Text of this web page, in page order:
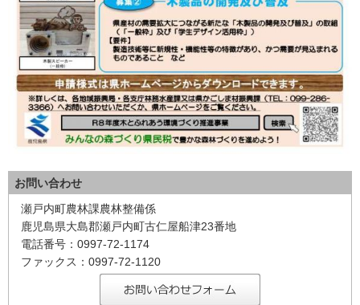
お問い合わせ
瀬戸内町農林課農林整備係
鹿児島県大島郡瀬戸内町古仁屋船津23番地
電話番号：0997-72-1174
ファックス：0997-72-1120